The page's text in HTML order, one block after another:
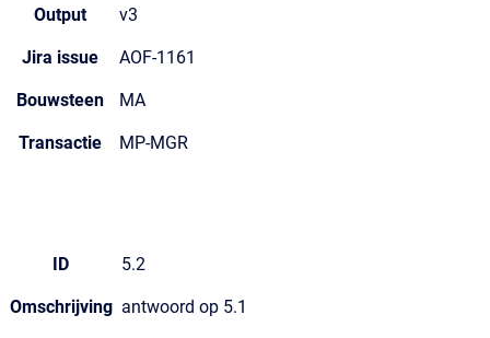
Output v3
Jira issue AOF-1161
Bouwsteen MA
Transactie MP-MGR
ID 5.2
Omschrijving antwoord op 5.1